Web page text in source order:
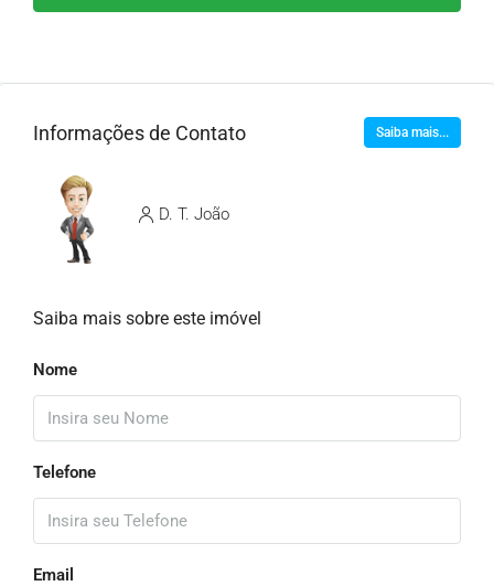
Informações de Contato Saiba mais...
D. T. João
Saiba mais sobre este imóvel
Nome
Telefone
Email